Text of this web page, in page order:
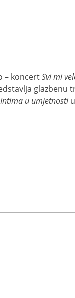
– koncertSvi mi
glazbenu
Intima u umjetnosti